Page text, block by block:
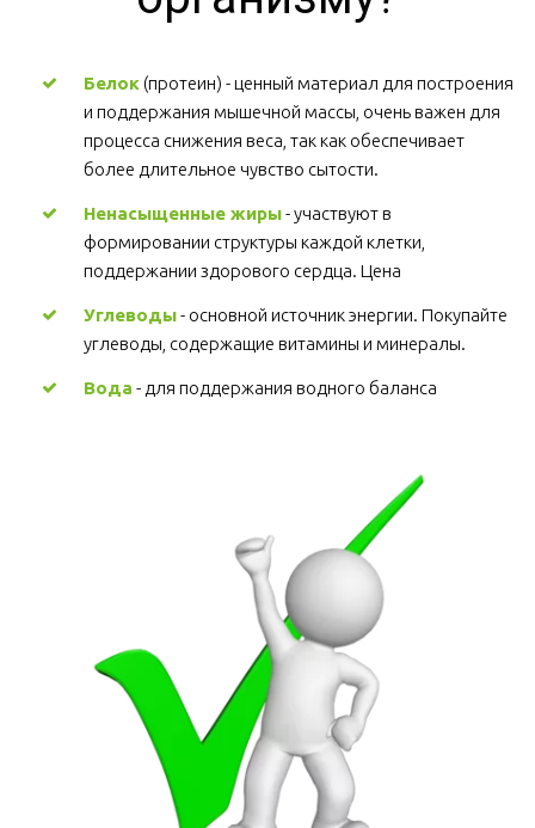
Белок (протеин) - ценный материал для построения
и поддержания мышечной массы, очень важен для
процесса снижения веса, так как обеспечивает
более длительное чувство сытости.
Ненасыщенные жиры - участвуют в
формировании структуры каждой клетки,
поддержании здорового сердца. Цена
Углеводы - основной источник энергии. Покупайте
углеводы, содержащие витамины и минералы.
Вода - для поддержания водного баланса